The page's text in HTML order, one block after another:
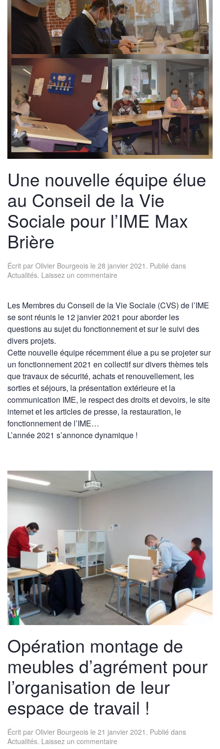
Une nouvelle équipe élue
au Conseil de la Vie
Sociale pour l’IME Max
Brière
Écrit par Olivier Bourgeois le 28 janvier 2021 . Publié dans
Actualités. Laissez un commentaire
Les Membres du Conseil de la Vie Sociale (CVS) de l’IME
se sont réunis le 12 janvier 2021 pour aborder les
questions au sujet du fonctionnement et sur le suivi des
divers projets.
Cette nouvelle équipe récemment élue a pu se projeter sur
un fonctionnement 2021 en collectif sur divers thèmes tels
que travaux de sécurité, achats et renouvellement, les
sorties et séjours, la présentation extérieure et la
communication IME, le respect des droits et devoirs, le site
internet et les articles de presse, la restauration, le
fonctionnement de l’IME…
L’année 2021 s’annonce dynamique !
Opération montage de
meubles d’agrément pour
l’organisation de leur
espace de travail !
Écrit par Olivier Bourgeois le 21 janvier 2021 . Publié dans
Actualités. Laissez un commentaire